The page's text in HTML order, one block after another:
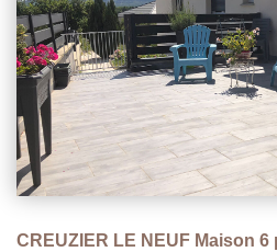
(LES JACQUETS).
CREUZIER LE NEUF Maison 6